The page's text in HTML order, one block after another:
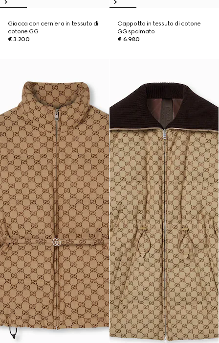
Giacca con cerniera in tessuto di
cotone GG
€ 3.200
Cappotto in tessuto di cotone
GG spalmato
€ 6.980